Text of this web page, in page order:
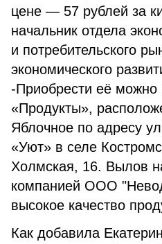
цене — 57 рублей за
начальник отдела
и потребительского
экономического
-Приобрести её можно
«Продукты»,
Яблочное по адресу
«Уют» в селе
Холмская, 16. Вылов
компанией ООО
высокое качество
Как добавила